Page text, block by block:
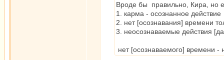
Вроде бы правильно, Кира, но
1. карма - осознанное действие
2. нет [осознавания] времени
3. неосознаваемые действия
нет [осознаваемого] времени -